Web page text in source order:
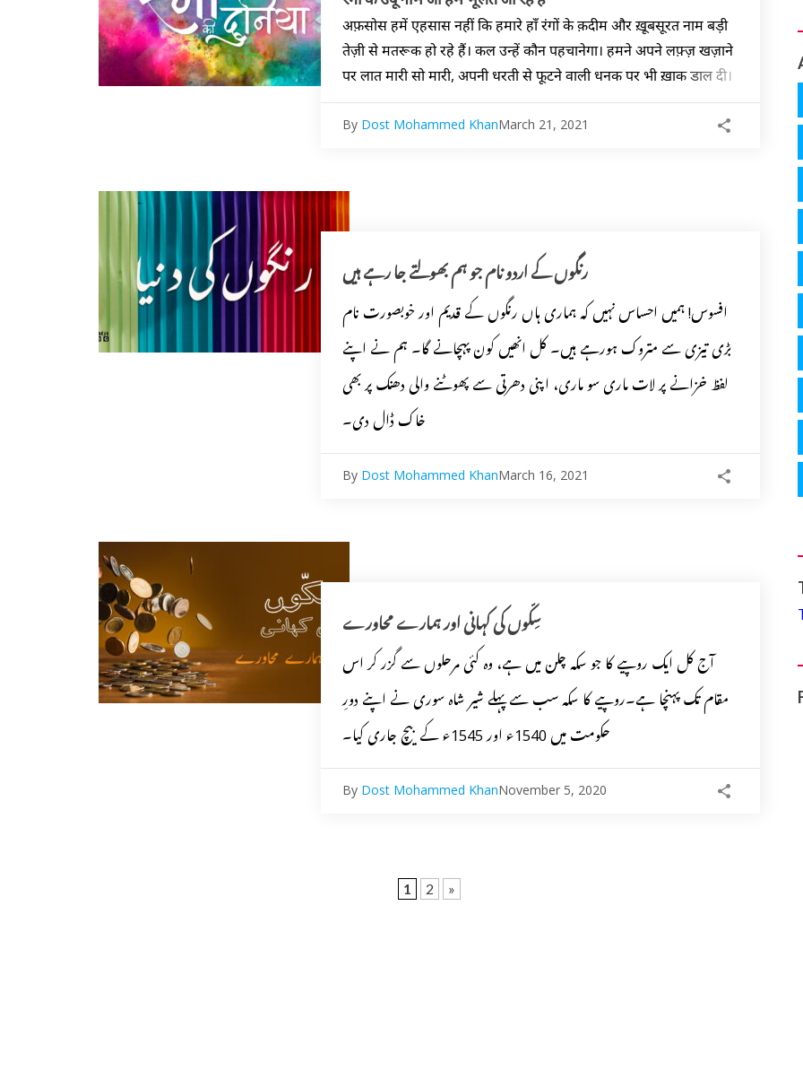
अफ़सोस हमें एहसास नहीं कि हमारे हाँ रंगों के क़दीम और ख़ूबसूरत नाम बड़ी
तेज़ी से मतरूक हो रहे हैं। कल उन्हें कौन पहचानेगा। हमने अपने लफ़्ज़ खज़ाने
पर लात मारी सो मारी, अपनी धरती से फूटने वाली धनक पर भी ख़ाक डाल दी।
By Dost Mohammed KhanMarch 21, 2021
رنگوں کے اردو نام جو ہم بھولتے جا رہے ہیں
افسوس! ہمیں احساس نہیں کہ ہماری ہاں رنگوں کے قدیم اور خوبصورت نام
بڑی تیزی سے متروک ہورہے ہیں۔ کل انھیں کون پہچانے گا۔ ہم نے اپنے
لفظ خزانے پر لات ماری سو ماری، اپنی دھرتی سے پھوٹنے والی دھنک پر بھی
خاک ڈال دی۔
By Dost Mohammed KhanMarch 16, 2021
سِکّوں کی کہانی اور ہمارے محاورے
آج کل ایک روپیے کا جو سکہ چلن میں ہے، وہ کئی مرحلوں سے گزر کر اس
مقام تک پہنچا ہے۔روپیے کا سکہ سب سے پہلے شیر شاہ سوری نے اپنے دورِ
حکومت میں 1540ء اور 1545ء کے بیچ جاری کیا۔
By Dost Mohammed KhanNovember 5, 2020
1 2 »